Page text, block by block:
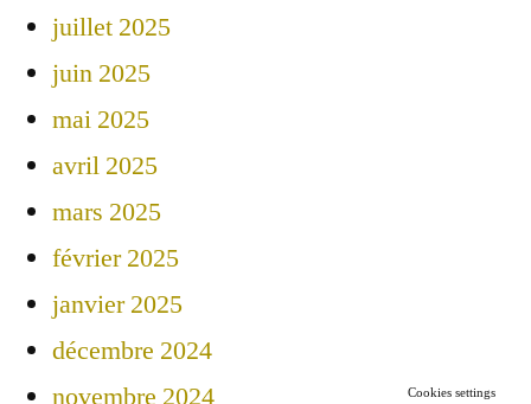
juillet 2025
juin 2025
mai 2025
avril 2025
mars 2025
février 2025
janvier 2025
décembre 2024
Cookies settings